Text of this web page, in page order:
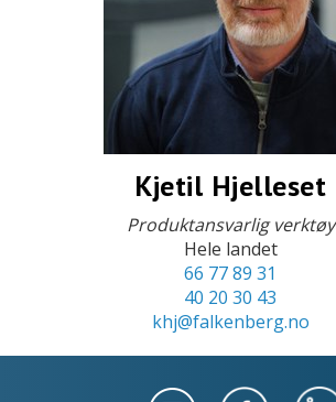
Kjetil Hjelleset
Produktansvarlig verktøy
Hele landet
66 77 89 31
40 20 30 43
khj@falkenberg.no